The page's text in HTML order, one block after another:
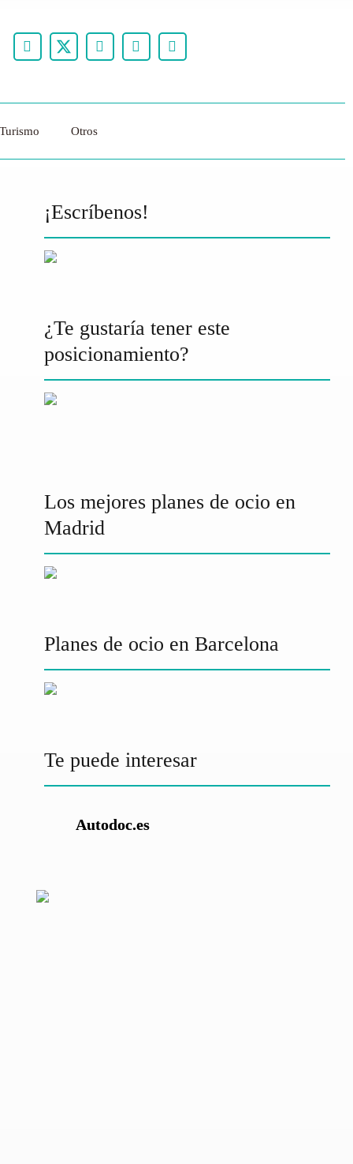
Turismo Otros
¡Escríbenos!
¿Te gustaría tener este
posicionamiento?
Los mejores planes de ocio en
Madrid
Planes de ocio en Barcelona
Te puede interesar
Autodoc.es